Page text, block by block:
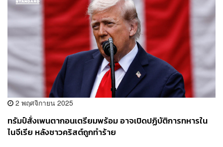
2 พฤศจิกายน 2025
ทรัมป์สั่งเพนตากอนเตรียมพร้อม อาจเปิดปฏิบัติการทหารใน
ไนจีเรีย หลังชาวคริสต์ถูกทำร้าย